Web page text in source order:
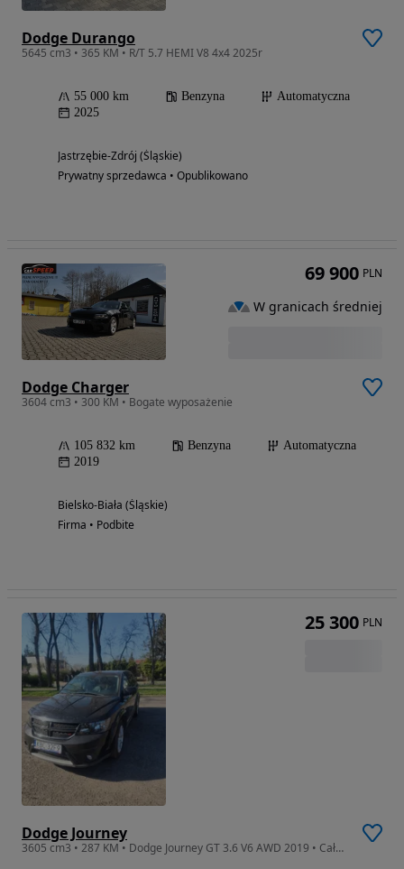
Dodge Durango
5645 cm3 • 365 KM • R/T 5.7 HEMI V8 4x4 2025r
55 000 km Benzyna
Automatyczna
2025
Jastrzębie-Zdrój (Śląskie)
Prywatny sprzedawca • Opublikowano
Dodge Charger
3604 cm3 • 300 KM • Bogate wyposażenie
105 832 km Benzyna
Automatyczna
2019
Bielsko-Biała (Śląskie)
Firma • Podbite
69 900 PLN
W granicach średniej
Dodge Journey
3605 cm3 • 287 KM • Dodge Journey GT 3.6 V6 AWD 2019 • Cały • Uszkodzony silnik
25 300 PLN